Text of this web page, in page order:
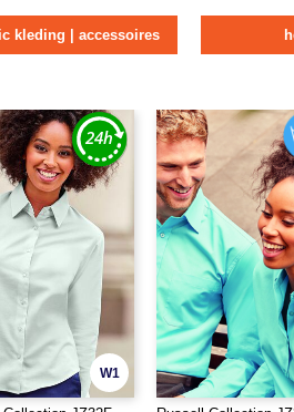
kleding | accessoires
W1